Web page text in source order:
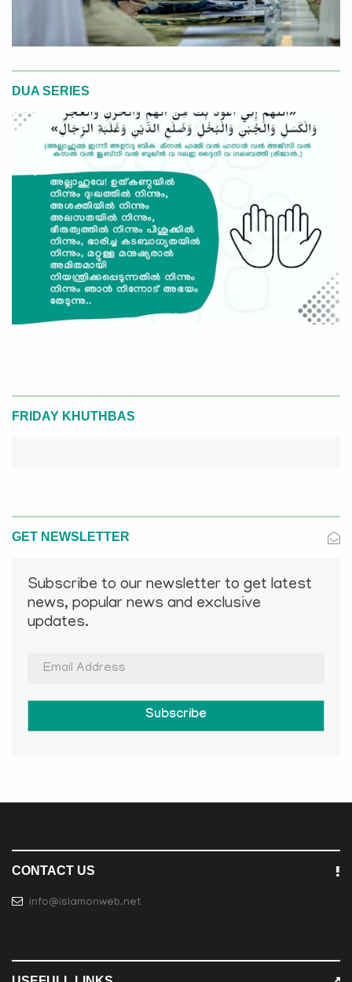
DUA SERIES
FRIDAY KHUTHBAS
GET NEWSLETTER
Subscribe to our newsletter to get latest
news, popular news and exclusive
updates.
Subscribe
CONTACT US
info@islamonweb.net